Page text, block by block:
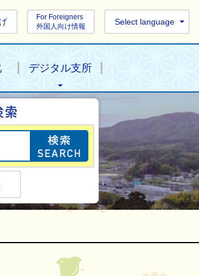
For Foreigners
外国人向け情報
Select language
デジタル支所
目的の情報を探